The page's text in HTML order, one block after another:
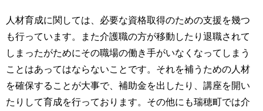
人材育成に関しては、必要な資格取得のための支援を幾つ
も行っています。また介護職の方が移動したり退職されて
しまったがためにその職場の働き手がいなくなってしまう
ことはあってはならないことです。それを補うための人材
を確保することが大事で、補助金を出したり、講座を開い
たりして育成を行っております。その他にも瑞穂町では介